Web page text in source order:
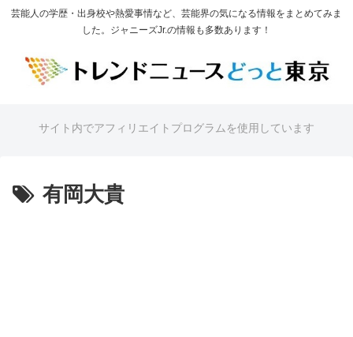
芸能人の学歴・出身校や熱愛事情など、芸能界の気になる情報をまとめてみま
した。ジャニーズJr.の情報も多数あります！
サイト内でアフィリエイトプログラムを使用しています
有岡大貴